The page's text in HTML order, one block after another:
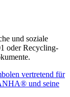
und soziale
oder Recycling-